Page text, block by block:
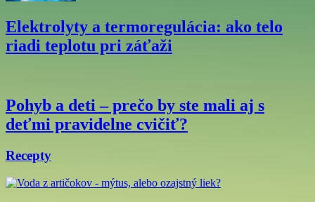
Elektrolyty a termoregulácia: ako telo
riadi teplotu pri záťaži
Pohyb a deti – prečo by ste mali aj s
deťmi pravidelne cvičiť?
Recepty